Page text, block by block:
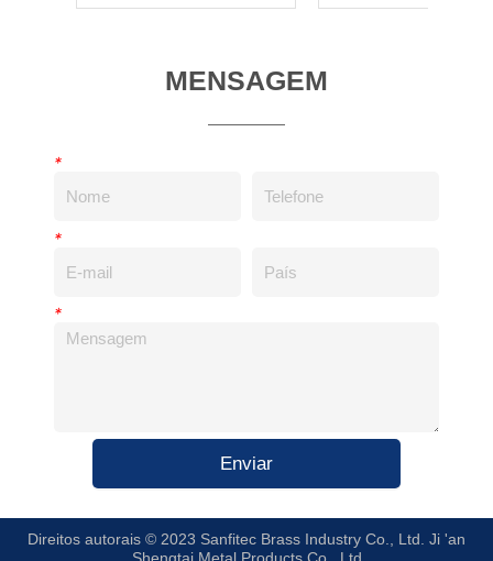
MENSAGEM
*
*
*
Enviar
Direitos autorais © 2023 Sanfitec Brass Industry Co., Ltd. Ji 'an
Shengtai Metal Products Co., Ltd